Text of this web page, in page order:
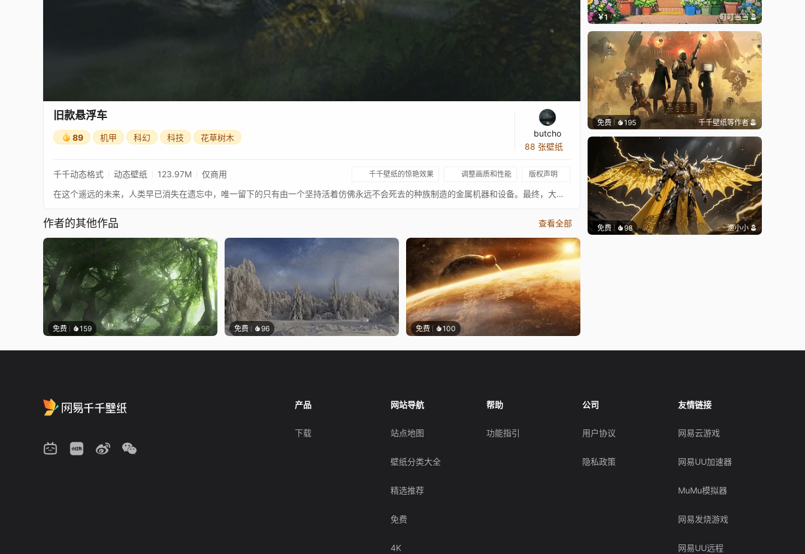
旧款悬浮车
89 机甲 科幻 科技 花草树木
butcho
88 张壁纸
千千动态格式 动态壁纸 123.97M 仅商用 千千壁纸的惊艳效果 调整画质和性能 版权声明
在这个遥远的未来，人类早已消失在遗忘中，唯一留下的只有由一个坚持活着仿佛永远不会死去的种族制造的金属机器和设备。最终，大自然慢慢夺回属于她的一切，直到最后的残余也消失。大家好，几周前我受到了Zach Reinhardt关于在Blender中创建自然环境教程的启发，决定尝试构建我自己的科幻自然场景。结果就是如果你订阅这款壁纸所看到的内容。这是一款持续更新的壁纸，因为我无法一次性将所有想法都实现，渲染时间极其漫长，项目文件庞大，甚至我的主力Blender设备也因无数自然粒子系统达到了极限。总体来说，使用这个文件工作非常痛苦，所以进度比平时慢一些。无论如何，希望大家喜欢这款壁纸。再见。此壁纸的重要安全提示：悬浮车中的铀动力电池仍在工作，但不幸的是它正在泄漏一些放射性粒子轨迹。为了您的安全，请与显示器保持至少一（1）米的安全距离，并戴上锡箔帽。谢谢。:-) 来源：https://www.blendswap.com/blend/4005（原始悬浮车）
作者的其他作品 查看全部
免费 159 免费 96 免费 100
￥1 叮叮当当
免费 195 千千壁纸等作者
免费 98 渔小小
产品
下载
网站导航
站点地图
壁纸分类大全
精选推荐
免费
4K
帮助
功能指引
公司
用户协议
隐私政策
友情链接
网易云游戏
网易UU加速器
MuMu模拟器
网易发烧游戏
网易UU远程